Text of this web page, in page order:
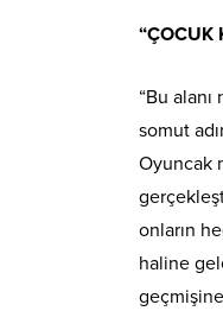
“ÇOCUK
“Bu
somut
Oyuncak
onların
haline